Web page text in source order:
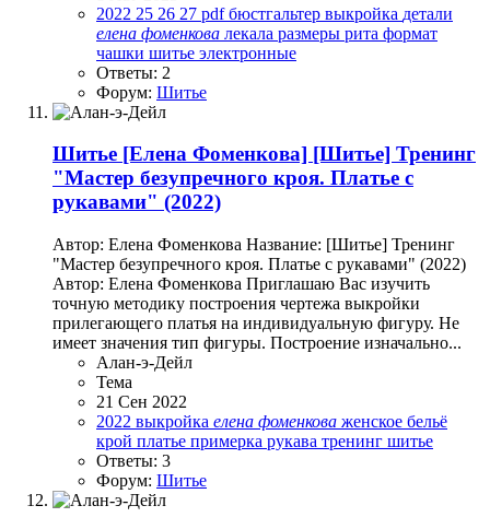
2022 25 26 27 pdfбюстгальтер выкройка детали
елена фоменкова лекала размеры рита формат
чашки шитье электронные
Ответы: 2
Форум: Шитье
Шитье [Елена Фоменкова] [Шитье] Тренинг
"Мастер безупречного кроя. Платье с
рукавами" (2022)
Автор: Елена Фоменкова Название: [Шитье] Тренинг
"Мастер безупречного кроя. Платье с рукавами" (2022)
Автор: Елена Фоменкова Приглашаю Вас изучить
точную методику построения чертежа выкройки
прилегающего платья на индивидуальную фигуру. Не
имеет значения тип фигуры. Построение изначально...
Алан-э-Дейл
Тема
21 Сен 2022
2022 выкройка елена фоменкова женское бельё
крой платье примерка рукава тренинг шитье
Ответы: 3
Форум: Шитье